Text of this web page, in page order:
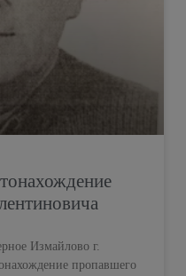
Измайлово г.
пропавшего